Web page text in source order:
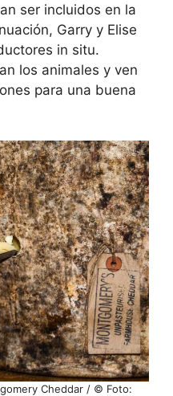
ser incluidos en la
Garry y Elise
in situ.
los animales y ven
para una buena
Cheddar / © Foto: